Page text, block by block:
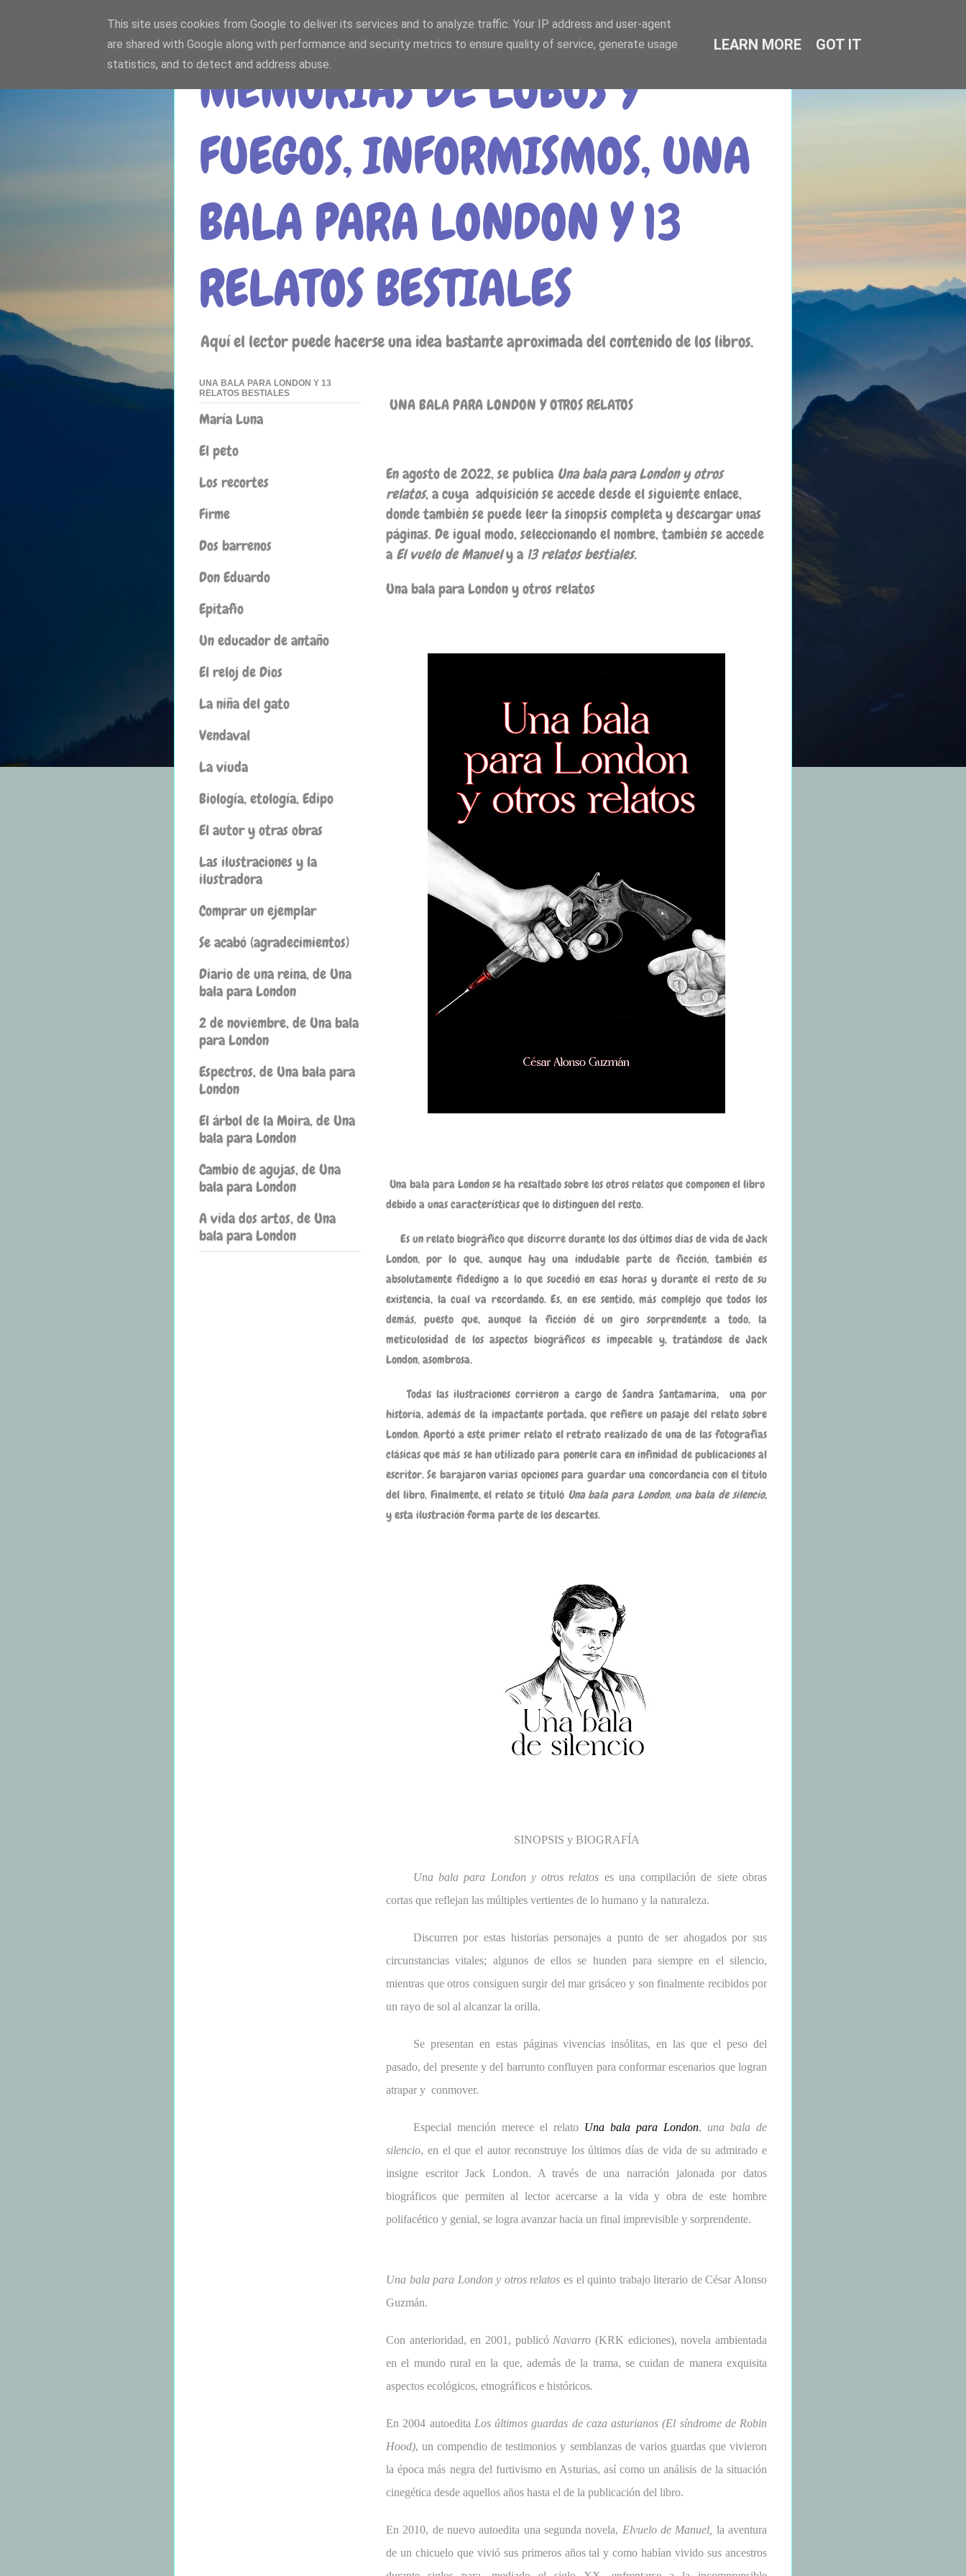
MEMORIAS DE LOBOS Y
FUEGOS, INFORMISMOS, UNA
BALA PARA LONDON Y 13
RELATOS BESTIALES
Aquí el lector puede hacerse una idea bastante aproximada del contenido de los libros.
UNA BALA PARA LONDON Y OTROS RELATOS
En agosto de 2022, se publica Una bala para London y otros
relatos, a cuya adquisición se accede desde el siguiente enlace,
donde también se puede leer la sinopsis completa y descargar unas
páginas. De igual modo, seleccionando el nombre, también se accede
a El vuelo de Manuely a 13 relatos bestiales.
Una bala para London y otros relatos
Una bala para London se ha resaltado sobre los otros relatos que componen el libro
debido a unas características que lo distinguen del resto.
Es un relato biográfico que discurre durante los dos últimos días de vida de Jack
London, por lo que, aunque hay una indudable parte de ficción, también es
absolutamente fidedigno a lo que sucedió en esas horas y durante el resto de su
existencia, la cual va recordando. Es, en ese sentido, más complejo que todos los
demás, puesto que, aunque la ficción dé un giro sorprendente a todo, la
meticulosidad de los aspectos biográficos es impecable y, tratándose de Jack
London, asombrosa.
Todas las ilustraciones corrieron a cargo de Sandra Santamarina, una por
historia, además de la impactante portada, que refiere un pasaje del relato sobre
London. Aportó a este primer relato el retrato realizado de una de las fotografías
clásicas que más se han utilizado para ponerle cara en infinidad de publicaciones al
escritor. Se barajaron varias opciones para guardar una concordancia con el título
del libro. Finalmente, el relato se tituló Una bala para London, una bala de silencio,
y esta ilustración forma parte de los descartes.
SINOPSIS y BIOGRAFÍA
Una bala para London y otros relatos es una compilación de siete obras
cortas que reflejan las múltiples vertientes de lo humano y la naturaleza.
Discurren por estas historias personajes a punto de ser ahogados por sus
circunstancias vitales; algunos de ellos se hunden para siempre en el silencio,
mientras que otros consiguen surgir del mar grisáceo y son finalmente recibidos por
un rayo de sol al alcanzar la orilla.
Se presentan en estas páginas vivencias insólitas, en las que el peso del
pasado, del presente y del barrunto confluyen para conformar escenarios que logran
atrapar y conmover.
Especial mención merece el relato Una bala para London, una bala de
silencio, en el que el autor reconstruye los últimos días de vida de su admirado e
insigne escritor Jack London. A través de una narración jalonada por datos
biográficos que permiten al lector acercarse a la vida y obra de este hombre
polifacético y genial, se logra avanzar hacia un final imprevisible y sorprendente.
Una bala para London y otros relatos es el quinto trabajo literario de César Alonso
Guzmán.
Con anterioridad, en 2001, publicó Navarro (KRK ediciones), novela ambientada
en el mundo rural en la que, además de la trama, se cuidan de manera exquisita
aspectos ecológicos, etnográficos e históricos.
En 2004 autoedita Los últimos guardas de caza asturianos (El síndrome de Robin
Hood), un compendio de testimonios y semblanzas de varios guardas que vivieron
la época más negra del furtivismo en Asturias, así como un análisis de la situación
cinegética desde aquellos años hasta el de la publicación del libro.
En 2010, de nuevo autoedita una segunda novela, Elvuelo de Manuel, la aventura
de un chicuelo que vivió sus primeros años tal y como habían vivido sus ancestros
UNA BALA PARA LONDON Y 13
RELATOS BESTIALES
María Luna
El peto
Los recortes
Firme
Dos barrenos
Don Eduardo
Epitafio
Un educador de antaño
El reloj de Dios
La niña del gato
Vendaval
La viuda
Biología, etología, Edipo
El autor y otras obras
Las ilustraciones y la
ilustradora
Comprar un ejemplar
Se acabó (agradecimientos)
Diario de una reina, de Una
bala para London
2 de noviembre, de Una bala
para London
Espectros, de Una bala para
London
El árbol de la Moira, de Una
bala para London
Cambio de agujas, de Una
bala para London
A vida dos artos, de Una
bala para London
This site uses cookies from Google to deliver its services and to analyze traffic. Your IP address and user-agent
are shared with Google along with performance and security metrics to ensure quality of service, generate usage
statistics, and to detect and address abuse.
LEARN MORE GOT IT